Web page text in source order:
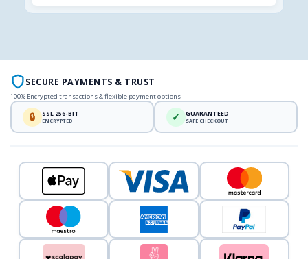
SECURE PAYMENTS & TRUST
100% Encrypted transactions & flexible payment options
🔒 SSL 256-BIT
ENCRYPTED ✓ GUARANTEED
SAFE CHECKOUT